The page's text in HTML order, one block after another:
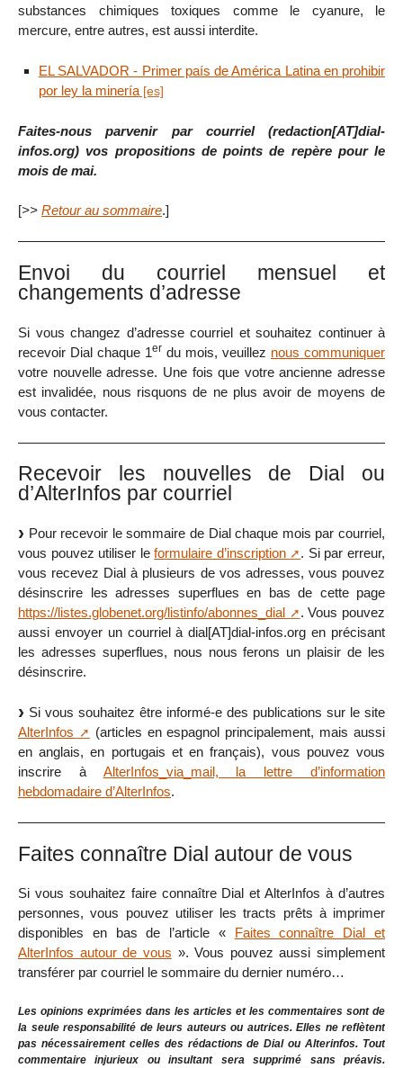
substances chimiques toxiques comme le cyanure, le
mercure, entre autres, est aussi interdite.
EL SALVADOR - Primer país de América Latina en prohibir
por ley la minería
Faites-nous parvenir par courriel (redaction[AT]dial-
infos.org) vos propositions de points de repère pour le
mois de mai.
[>> Retour au sommaire.]
Envoi du courriel mensuel et
changements d’adresse
Si vous changez d’adresse courriel et souhaitez continuer à
recevoir Dial chaque 1er du mois, veuillez nous communiquer
votre nouvelle adresse. Une fois que votre ancienne adresse
est invalidée, nous risquons de ne plus avoir de moyens de
vous contacter.
Recevoir les nouvelles de Dial ou
d’AlterInfos par courriel
Pour recevoir le sommaire de Dial chaque mois par courriel,
vous pouvez utiliser leformulaire d’inscription
. Si par erreur,
vous recevez Dial à plusieurs de vos adresses, vous pouvez
désinscrire les adresses superflues en bas de cette page
https://listes.globenet.org/listinfo/abonnes_dial
. Vous pouvez
aussi envoyer un courriel à dial[AT]dial-infos.org en précisant
les adresses superflues, nous nous ferons un plaisir de les
désinscrire.
Si vous souhaitez être informé-e des publications sur le site
AlterInfos
(articles en espagnol principalement, mais aussi
en anglais, en portugais et en français), vous pouvez vous
inscrire à AlterInfos_via_mail, la lettre d’information
hebdomadaire d’AlterInfos.
Faites connaître Dial autour de vous
Si vous souhaitez faire connaître Dial et AlterInfos à d’autres
personnes, vous pouvez utiliser les tracts prêts à imprimer
disponibles en bas de l’article « Faites connaître Dial et
AlterInfos autour de vous ». Vous pouvez aussi simplement
transférer par courriel le sommaire du dernier numéro…
Les opinions exprimées dans les articles et les commentaires sont de
la seule responsabilité de leurs auteurs ou autrices. Elles ne reflètent
pas nécessairement celles des rédactions de Dial ou Alterinfos. Tout
commentaire injurieux ou insultant sera supprimé sans préavis.